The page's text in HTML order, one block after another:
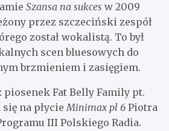
Szansa na sukces w 2009
przez szczeciński zespół
został wokalistą. To był
scen bluesowych do
brzmieniem i zasięgiem.
piosenek Fat Belly Family pt.
się na płycieMinimax pl 6 Piotra
III Polskiego Radia.